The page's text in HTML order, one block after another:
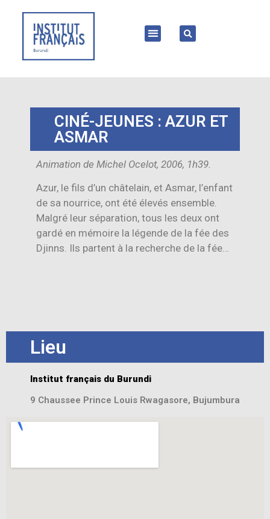
CINÉ-JEUNES : AZUR ET
ASMAR
Animation de Michel Ocelot, 2006, 1h39.
Azur, le fils d’un châtelain, et Asmar, l’enfant
de sa nourrice, ont été élevés ensemble.
Malgré leur séparation, tous les deux ont
gardé en mémoire la légende de la fée des
Djinns. Ils partent à la recherche de la fée…
Lieu
Institut français du Burundi
9 Chaussee Prince Louis Rwagasore, Bujumbura